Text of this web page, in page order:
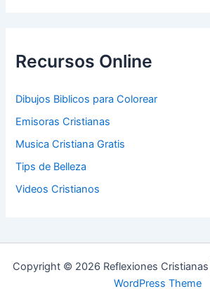
Recursos Online
Dibujos Biblicos para Colorear
Emisoras Cristianas
Musica Cristiana Gratis
Tips de Belleza
Videos Cristianos
Copyright © 2026 Reflexiones
WordPress Theme